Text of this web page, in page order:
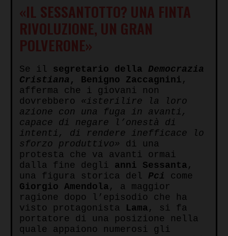
«IL SESSANTOTTO? UNA FINTA
RIVOLUZIONE, UN GRAN
POLVERONE»
Se il segretario della Democrazia
Cristiana , Benigno Zaccagnini ,
afferma che i giovani non
dovrebbero «isterilire la loro
azione con una fuga in avanti,
capace di negare l’onestà di
intenti, di rendere inefficace lo
sforzo produttivo» di una
protesta che va avanti ormai
dalla fine degli anni Sessanta ,
una figura storica del Pci come
Giorgio Amendola , a maggior
ragione dopo l’episodio che ha
visto protagonista Lama , si fa
portatore di una posizione nella
quale appaiono numerosi gli